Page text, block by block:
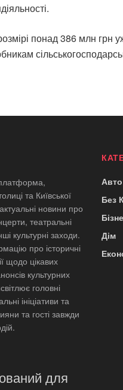
понад 386 млн грн
та Київської
новини про
театральні
культурні заходи.
про історичні
щодо цікавих
культурних
головні
ініціативи та
та гості завжди
для
Авто
Без
Дім